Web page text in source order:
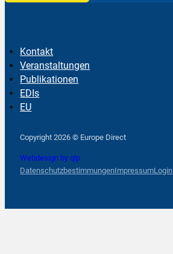
Kontakt
Veranstaltungen
Publikationen
EDIs
EU
Copyright 2026 © Europe Direct
Webdesign by qlp
DatenschutzbestimmungenImpressumLogin